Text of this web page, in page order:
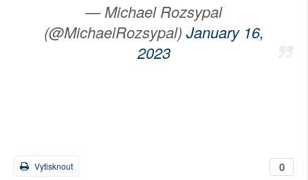
— Michael Rozsypal
(@MichaelRozsypal) January 16,
2023
0
Vytisknout